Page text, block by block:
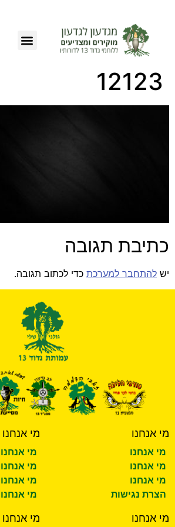
12123
כתיבת תגובה
יש להתחבר למערכת כדי לכתוב תגובה.
מי אנחנו
מי אנחנו
מי אנחנו
מי אנחנו
הצרת נגישות
מי אנחנו
מי אנחנו
מי אנחנו
מי אנחנו
מי אנחנו
מי אנחנו מי אנחנו